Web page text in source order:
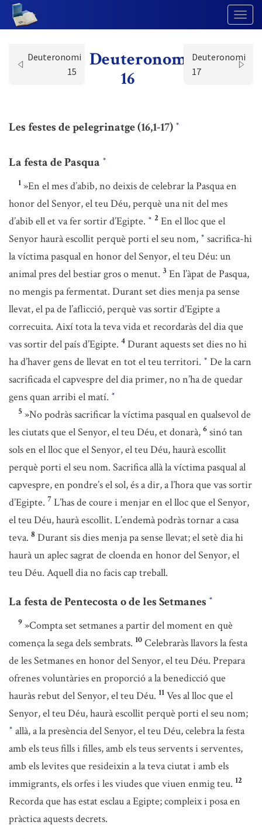
Deuteronomi
15
Deuteronomi
16
Deuteronomi
17
Les festes de pelegrinatge (16,1-17) *
La festa de Pasqua *
1 »En el mes d’abib, no deixis de celebrar la Pasqua en
honor del Senyor, el teu Déu, perquè una nit del mes
d’abib ell et va fer sortir d’Egipte. * 2 En el lloc que el
Senyor haurà escollit perquè porti el seu nom, * sacrifica-hi
la víctima pasqual en honor del Senyor, el teu Déu: un
animal pres del bestiar gros o menut. 3 En l’àpat de Pasqua,
no mengis pa fermentat. Durant set dies menja pa sense
llevat, el pa de l’aflicció, perquè vas sortir d’Egipte a
correcuita. Així tota la teva vida et recordaràs del dia que
vas sortir del país d’Egipte. 4 Durant aquests set dies no hi
ha d’haver gens de llevat en tot el teu territori. * De la carn
sacrificada el capvespre del dia primer, no n’ha de quedar
gens quan arribi el matí. *
5 »No podràs sacrificar la víctima pasqual en qualsevol de
les ciutats que el Senyor, el teu Déu, et donarà, 6 sinó tan
sols en el lloc que el Senyor, el teu Déu, haurà escollit
perquè porti el seu nom. Sacrifica allà la víctima pasqual al
capvespre, en pondre’s el sol, és a dir, a l’hora que vas sortir
d’Egipte. 7 L’has de coure i menjar en el lloc que el Senyor,
el teu Déu, haurà escollit. L’endemà podràs tornar a casa
teva. 8 Durant sis dies menja pa sense llevat; el setè dia hi
haurà un aplec sagrat de cloenda en honor del Senyor, el
teu Déu. Aquell dia no facis cap treball.
La festa de Pentecosta o de les Setmanes *
9 »Compta set setmanes a partir del moment en què
comença la sega dels sembrats. 10 Celebraràs llavors la festa
de les Setmanes en honor del Senyor, el teu Déu. Prepara
ofrenes voluntàries en proporció a la benedicció que
hauràs rebut del Senyor, el teu Déu. 11 Ves al lloc que el
Senyor, el teu Déu, haurà escollit perquè porti el seu nom;
* allà, a la presència del Senyor, el teu Déu, celebra la festa
amb els teus fills i filles, amb els teus servents i serventes,
amb els levites que resideixin a la teva ciutat i amb els
immigrants, els orfes i les viudes que viuen enmig teu. 12
Recorda que has estat esclau a Egipte; compleix i posa en
pràctica aquests decrets.